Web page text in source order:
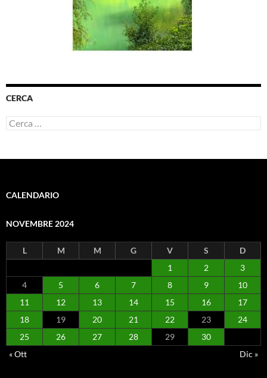
CERCA
Ricerca
per:
CALENDARIO
NOVEMBRE 2024
L M M G V S
D
1
2
3
4
5 6 7 8 9
10
11
12 13 14 15 16
17
18
19 20 21 22 23
24
25
26 27 28 29
30
« Ott
Dic »